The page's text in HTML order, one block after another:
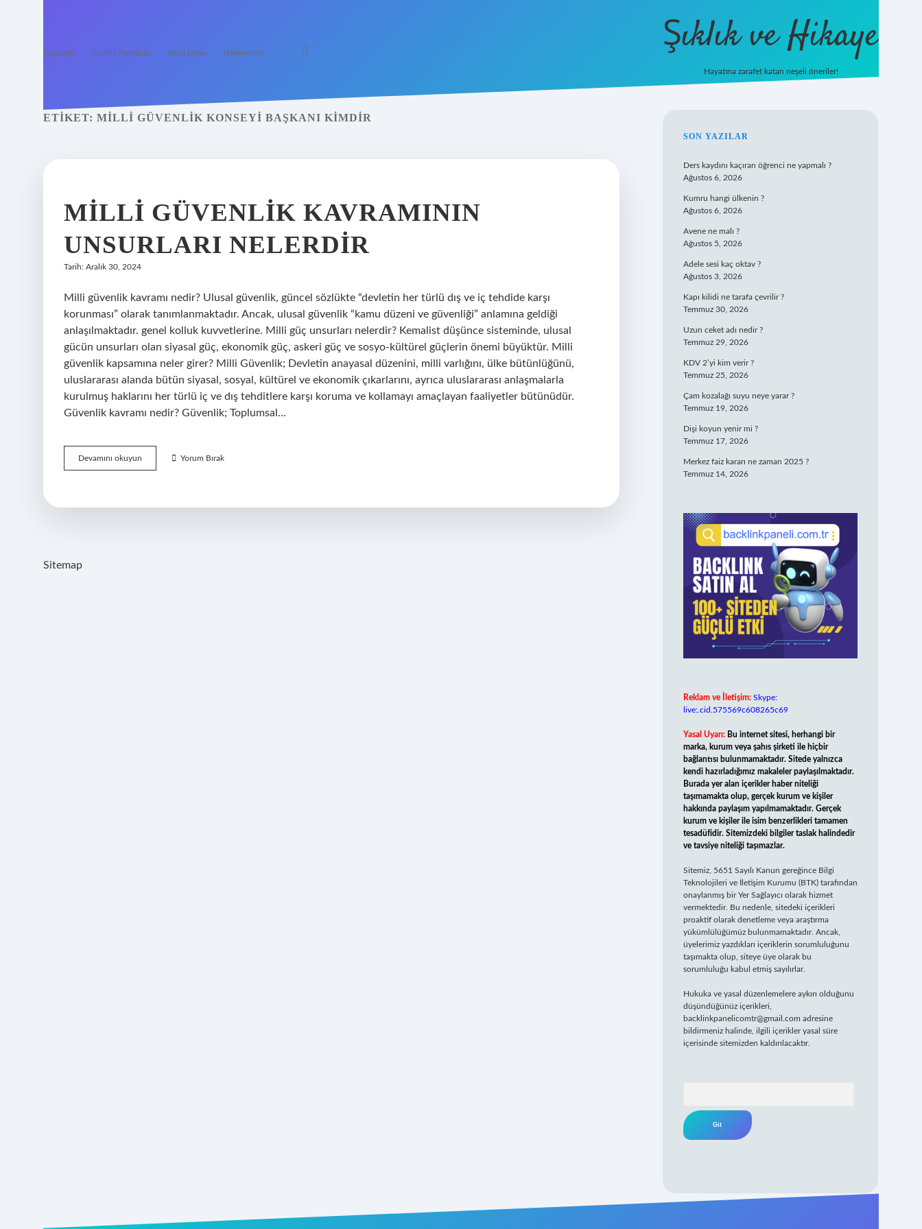
Anasayfa Gizlilik Politikası Yasal Uyarı Hakkımızda Şıklık ve Hikaye
Hayatına zarafet katan neşeli öneriler!
ETIKET: MILLI GÜVENLIK KONSEYI BAŞKANI KIMDIR
MILLI GÜVENLIK KAVRAMININ
UNSURLARI NELERDIR
Tarih: Aralık 30, 2024
Milli güvenlik kavramı nedir? Ulusal güvenlik, güncel sözlükte “devletin her türlü dış ve iç tehdide karşı
korunması” olarak tanımlanmaktadır. Ancak, ulusal güvenlik “kamu düzeni ve güvenliği” anlamına geldiği
anlaşılmaktadır. genel kolluk kuvvetlerine. Milli güç unsurları nelerdir? Kemalist düşünce sisteminde, ulusal
gücün unsurları olan siyasal güç, ekonomik güç, askeri güç ve sosyo-kültürel güçlerin önemi büyüktür. Milli
güvenlik kapsamına neler girer? Milli Güvenlik; Devletin anayasal düzenini, milli varlığını, ülke bütünlüğünü,
uluslararası alanda bütün siyasal, sosyal, kültürel ve ekonomik çıkarlarını, ayrıca uluslararası anlaşmalarla
kurulmuş haklarını her türlü iç ve dış tehditlere karşı koruma ve kollamayı amaçlayan faaliyetler bütünüdür.
Güvenlik kavramı nedir? Güvenlik; Toplumsal…
Devamını okuyun
Güvenlik
Nelerdir
Yorum Bırak
Sitemap
SIDEBAR
SON YAZILAR
Ders kaydını kaçıran öğrenci ne yapmalı ?
Ağustos 6, 2026
Kumru hangi ülkenin ?
Ağustos 6, 2026
Avene ne malı ?
Ağustos 5, 2026
Adele sesi kaç oktav ?
Ağustos 3, 2026
Kapı kilidi ne tarafa çevrilir ?
Temmuz 30, 2026
Uzun ceket adı nedir ?
Temmuz 29, 2026
KDV 2’yi kim verir ?
Temmuz 25, 2026
Çam kozalağı suyu neye yarar ?
Temmuz 19, 2026
Dişi koyun yenir mi ?
Temmuz 17, 2026
Merkez faiz kararı ne zaman 2025 ?
Temmuz 14, 2026
Reklam ve İletişim: Skype:
live:.cid.575569c608265c69
Yasal Uyarı: Bu internet sitesi, herhangi bir
marka, kurum veya şahıs şirketi ile hiçbir
bağlantısı bulunmamaktadır. Sitede yalnızca
kendi hazırladığımız makaleler paylaşılmaktadır.
Burada yer alan içerikler haber niteliği
taşımamakta olup, gerçek kurum ve kişiler
hakkında paylaşım yapılmamaktadır. Gerçek
kurum ve kişiler ile isim benzerlikleri tamamen
tesadüfidir. Sitemizdeki bilgiler taslak halindedir
ve tavsiye niteliği taşımazlar.
Sitemiz, 5651 Sayılı Kanun gereğince Bilgi
Teknolojileri ve İletişim Kurumu (BTK) tarafından
onaylanmış bir Yer Sağlayıcı olarak hizmet
vermektedir. Bu nedenle, sitedeki içerikleri
proaktif olarak denetleme veya araştırma
yükümlülüğümüz bulunmamaktadır. Ancak,
üyelerimiz yazdıkları içeriklerin sorumluluğunu
taşımakta olup, siteye üye olarak bu
sorumluluğu kabul etmiş sayılırlar.
Hukuka ve yasal düzenlemelere aykırı olduğunu
düşündüğünüz içerikleri,
backlinkpanelicomtr@gmail.com adresine
bildirmeniz halinde, ilgili içerikler yasal süre
içerisinde sitemizden kaldırılacaktır.